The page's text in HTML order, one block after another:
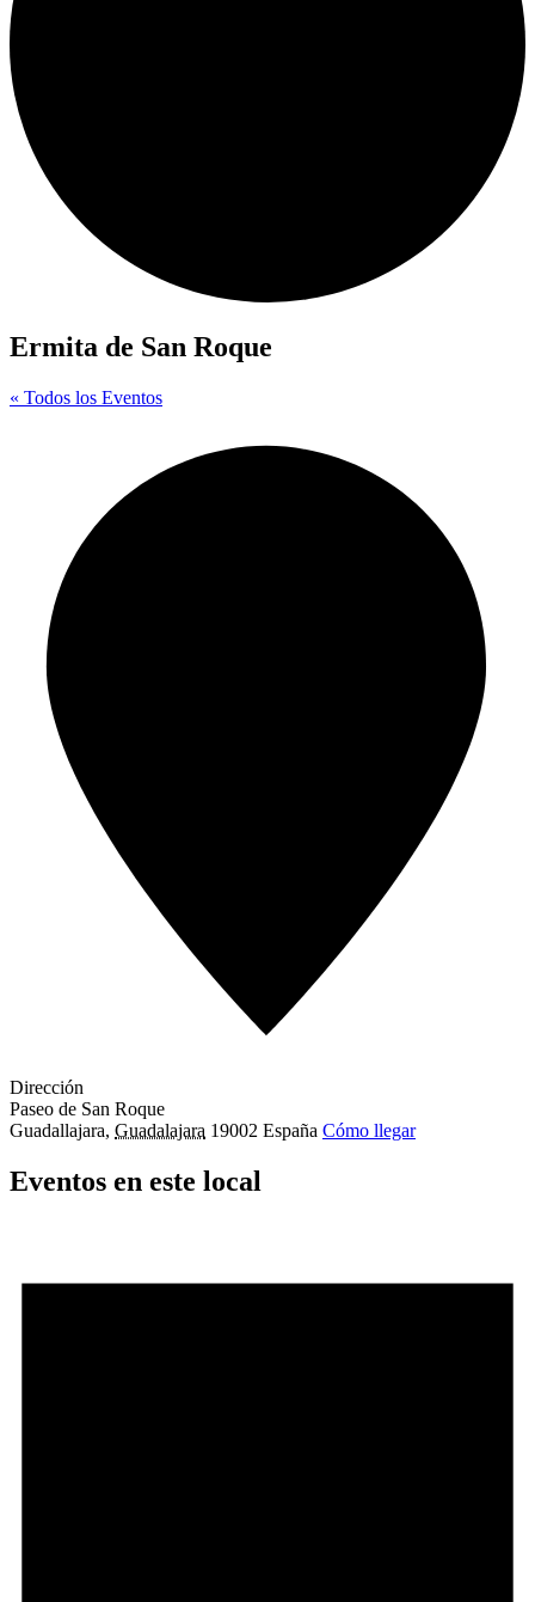
Ermita de San Roque
« Todos los Eventos
Dirección
Paseo de San Roque
Guadallajara, Guadalajara 19002 España Cómo llegar
Eventos en este local